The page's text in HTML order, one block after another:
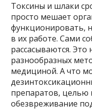
Токсины и шлаки
просто мешает
функционировать,
в их работе. Сами
рассасываются.
разнообразных
медициной. А что
препаратов, целью
обезвреживание